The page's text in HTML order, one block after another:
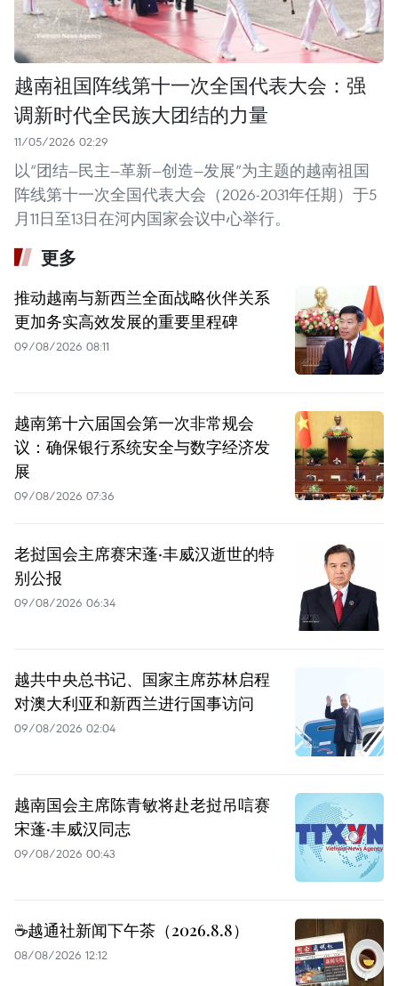
越南祖国阵线第十一次全国代表大会：强
调新时代全民族大团结的力量
11/05/2026 02:29
以“团结—民主—革新—创造—发展”为主题的越南祖国
阵线第十一次全国代表大会（2026-2031年任期）于5
月11日至13日在河内国家会议中心举行。
更多
推动越南与新西兰全面战略伙伴关系
更加务实高效发展的重要里程碑
09/08/2026 08:11
越南第十六届国会第一次非常规会
议：确保银行系统安全与数字经济发
展
09/08/2026 07:36
老挝国会主席赛宋蓬·丰威汉逝世的特
别公报
09/08/2026 06:34
越共中央总书记、国家主席苏林启程
对澳大利亚和新西兰进行国事访问
09/08/2026 02:04
越南国会主席陈青敏将赴老挝吊唁赛
宋蓬·丰威汉同志
09/08/2026 00:43
☕️越通社新闻下午茶（2026.8.8）
08/08/2026 12:12